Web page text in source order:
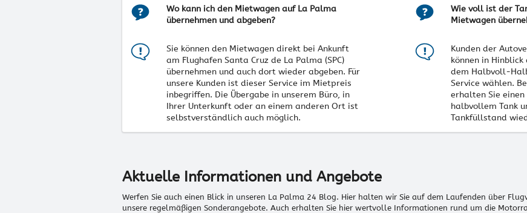
Wo kann ich den Mietwagen auf La Palma
übernehmen und abgeben?
Sie können den Mietwagen direkt bei Ankunft
am Flughafen Santa Cruz de La Palma (SPC)
übernehmen und auch dort wieder abgeben. Für
unsere Kunden ist dieser Service im Mietpreis
inbegriffen. Die Übergabe in unserem Büro, in
Ihrer Unterkunft oder an einem anderen Ort ist
selbstverständlich auch möglich.
Wie voll ist der
Mietwagen
Kunden der
können in
dem Halbvoll-
Service wählen.
erhalten Sie
halbvollem Tank
Tankfüllstand
Aktuelle Informationen und Angebote
Werfen Sie auch einen Blick in unseren La Palma 24 Blog. Hier halten wir Sie auf dem Laufenden über
unsere regelmäßigen Sonderangebote. Auch erhalten Sie hier wertvolle Informationen rund um die